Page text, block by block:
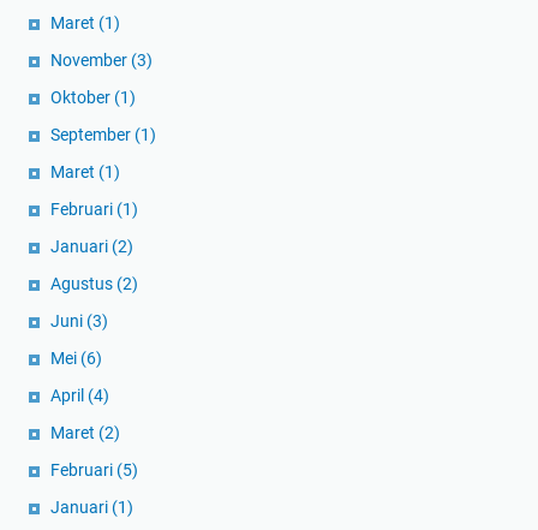
Maret (1)
November (3)
Oktober (1)
September (1)
Maret (1)
Februari (1)
Januari (2)
Agustus (2)
Juni (3)
Mei (6)
April (4)
Maret (2)
Februari (5)
Januari (1)